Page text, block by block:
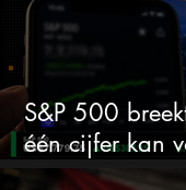
S&P 500
één cijfer kan
alles veranderen